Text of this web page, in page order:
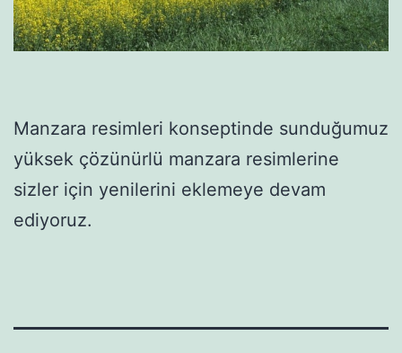
Manzara resimleri konseptinde sunduğumuz
yüksek çözünürlü manzara resimlerine
sizler için yenilerini eklemeye devam
ediyoruz.